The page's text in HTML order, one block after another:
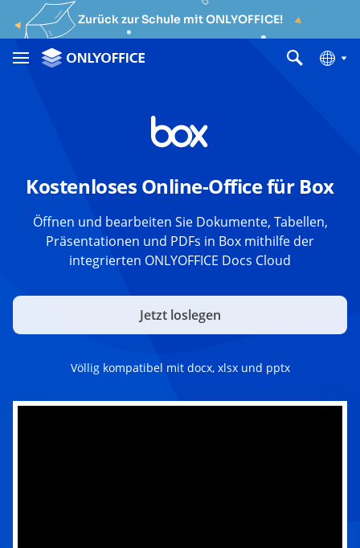
Zurück zur Schule mit ONLYOFFICE!
Kostenloses Online-Office für Box
Öffnen und bearbeiten Sie Dokumente, Tabellen,
Präsentationen und PDFs in Box mithilfe der
integrierten ONLYOFFICE Docs Cloud
Jetzt loslegen
Völlig kompatibel mit docx, xlsx und pptx